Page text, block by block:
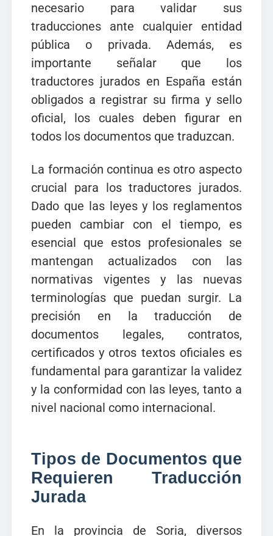
necesario para validar sus
traducciones ante cualquier entidad
pública o privada. Además, es
importante señalar que los
traductores jurados en España están
obligados a registrar su firma y sello
oficial, los cuales deben figurar en
todos los documentos que traduzcan.
La formación continua es otro aspecto
crucial para los traductores jurados.
Dado que las leyes y los reglamentos
pueden cambiar con el tiempo, es
esencial que estos profesionales se
mantengan actualizados con las
normativas vigentes y las nuevas
terminologías que puedan surgir. La
precisión en la traducción de
documentos legales, contratos,
certificados y otros textos oficiales es
fundamental para garantizar la validez
y la conformidad con las leyes, tanto a
nivel nacional como internacional.
Tipos de Documentos que
Requieren Traducción
Jurada
En la provincia de Soria, diversos